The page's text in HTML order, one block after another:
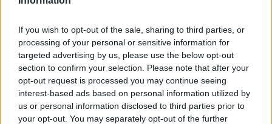
If you wish to opt-out of the sale, sharing to third parties, or
processing of your personal or sensitive information for
targeted advertising by us, please use the below opt-out
section to confirm your selection. Please note that after your
opt-out request is processed you may continue seeing
interest-based ads based on personal information utilized by
us or personal information disclosed to third parties prior to
your opt-out. You may separately opt-out of the further
Profesori i Kembrixhit
largohet nga detyra pas
akuzave për plagjiaturë
dhe pasaktësi akademike
Sllovakia përballet me
vapë ekstreme,
termometri arrin 42.2
gradë Celsius